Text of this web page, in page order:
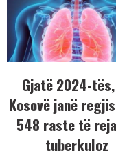
Gjatë 2024-
Kosovë janë
548 raste të
tuberkuloz